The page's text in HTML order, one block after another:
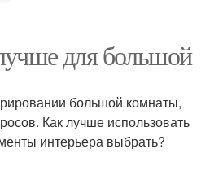
для большой
большой комнаты,
Как лучше использовать
интерьера выбрать?